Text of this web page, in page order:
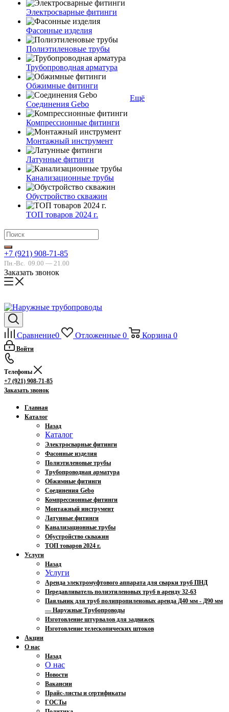
Электросварные фитинги
Фасонные изделия
Полиэтиленовые трубы
Трубопроводная арматура
Обжимные фитинги
Соединения Gebo
Компрессионные фитинги
Монтажный инструмент
Латунные фитинги
Канализационные трубы
Обустройство скважин
ТОП товаров 2024 г.
Ещё
+7 (921) 908-71-85
Пн.-Вс. 09.00 — 21.00
Заказать звонок
Сравнение0 Отложенные 0 Корзина 0
Войти
Телефоны
+7 (921) 908-71-85
Заказать звонок
Главная
Каталог
Назад
Каталог
Электросварные фитинги
Фасонные изделия
Полиэтиленовые трубы
Трубопроводная арматура
Обжимные фитинги
Соединения Gebo
Компрессионные фитинги
Монтажный инструмент
Латунные фитинги
Канализационные трубы
Обустройство скважин
ТОП товаров 2024 г.
Услуги
Назад
Услуги
Аренда электромуфтового аппарата для сварки труб ПНД
Передавливатель полиэтиленовых труб в аренду 32-63
Паяльник для труб полипропиленовых аренда Д40 мм - Д90 мм
— Наружные Трубопроводы
Изготовление штурвалов для задвижек
Изготовление телескопических штоков
Акции
О нас
Назад
О нас
Новости
Вакансии
Прайс-листы и сертификаты
ГОСТы